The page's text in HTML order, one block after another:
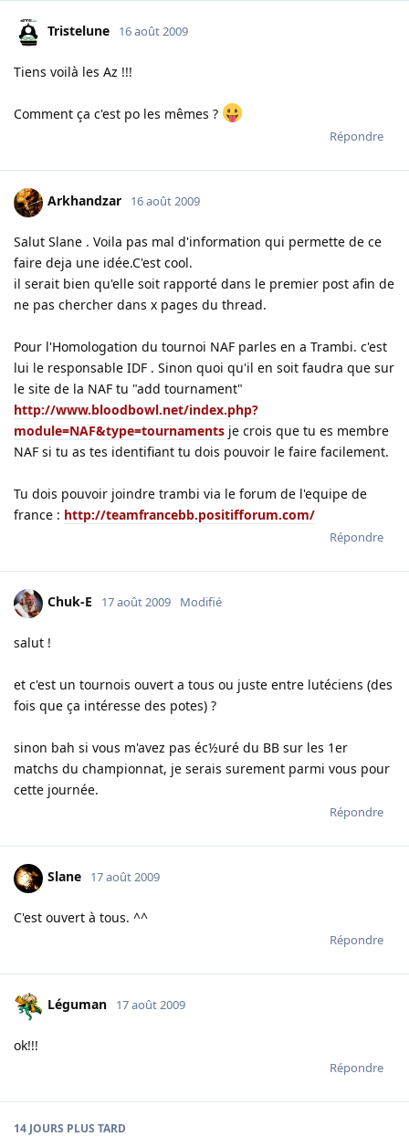
Tristelune 16 août 2009
Tiens voilà les Az !!!
Comment ça c'est po les mêmes ?
Répondre
Arkhandzar 16 août 2009
Salut Slane . Voila pas mal d'information qui permette de ce
faire deja une idée.C'est cool.
il serait bien qu'elle soit rapporté dans le premier post afin de
ne pas chercher dans x pages du thread.
Pour l'Homologation du tournoi NAF parles en a Trambi. c'est
lui le responsable IDF . Sinon quoi qu'il en soit faudra que sur
le site de la NAF tu "add tournament"
http://www.bloodbowl.net/index.php?
module=NAF&type=tournaments je crois que tu es membre
NAF si tu as tes identifiant tu dois pouvoir le faire facilement.
Tu dois pouvoir joindre trambi via le forum de l'equipe de
france : http://teamfrancebb.positifforum.com/
Répondre
Chuk-E 17 août 2009 Modifié
salut !
et c'est un tournois ouvert a tous ou juste entre lutéciens (des
fois que ça intéresse des potes) ?
sinon bah si vous m'avez pas éc½uré du BB sur les 1er
matchs du championnat, je serais surement parmi vous pour
cette journée.
Répondre
Slane 17 août 2009
C'est ouvert à tous. ^^
Répondre
Léguman 17 août 2009
ok!!!
Répondre
14 JOURS PLUS TARD